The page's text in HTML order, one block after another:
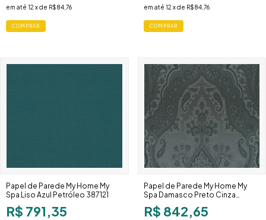
em até 12 x de R$84,76 em até 12 x de R$84,76
Papel de Parede My Home My
Spa Liso Azul Petróleo 387121
R$ 791,35
Papel de Parede My Home My
Spa Damasco Preto Cinza
387085
R$ 842,65